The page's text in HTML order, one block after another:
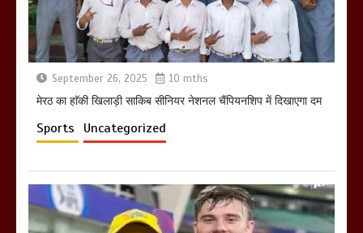
March 11, 2025
September 26, 2025 10 mths
मेरठ का हाॅकी खिलाड़ी साकिब सीनियर नेशनल चैंपियनशिप में दिखाएगा दम
Sports Uncategorized